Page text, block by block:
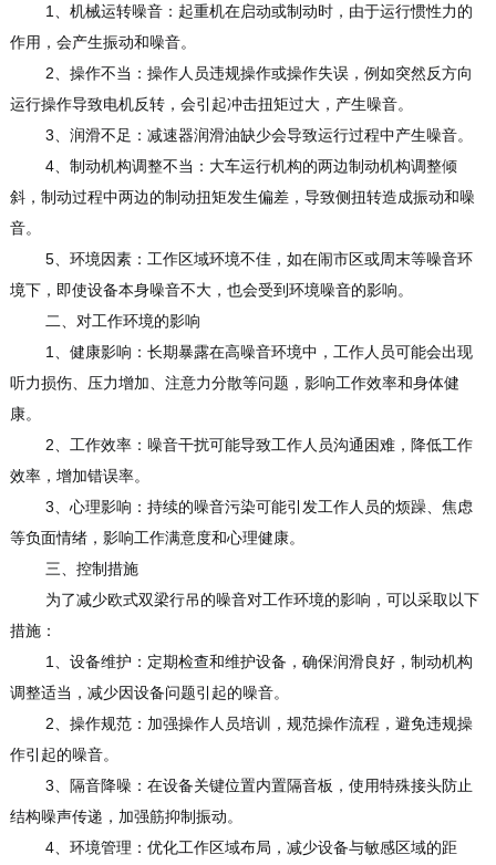
1、机械运转噪音：起重机在启动或制动时，由于运行惯性力的
作用，会产生振动和噪音。
2、操作不当：操作人员违规操作或操作失误，例如突然反方向
运行操作导致电机反转，会引起冲击扭矩过大，产生噪音。
3、润滑不足：减速器润滑油缺少会导致运行过程中产生噪音。
4、制动机构调整不当：大车运行机构的两边制动机构调整倾
斜，制动过程中两边的制动扭矩发生偏差，导致侧扭转造成振动和噪
音。
5、环境因素：工作区域环境不佳，如在闹市区或周末等噪音环
境下，即使设备本身噪音不大，也会受到环境噪音的影响。
二、对工作环境的影响
1、健康影响：长期暴露在高噪音环境中，工作人员可能会出现
听力损伤、压力增加、注意力分散等问题，影响工作效率和身体健
康。
2、工作效率：噪音干扰可能导致工作人员沟通困难，降低工作
效率，增加错误率。
3、心理影响：持续的噪音污染可能引发工作人员的烦躁、焦虑
等负面情绪，影响工作满意度和心理健康。
三、控制措施
为了减少欧式双梁行吊的噪音对工作环境的影响，可以采取以下
措施：
1、设备维护：定期检查和维护设备，确保润滑良好，制动机构
调整适当，减少因设备问题引起的噪音。
2、操作规范：加强操作人员培训，规范操作流程，避免违规操
作引起的噪音。
3、隔音降噪：在设备关键位置内置隔音板，使用特殊接头防止
结构噪声传递，加强筋抑制振动。
4、环境管理：优化工作区域布局，减少设备与敏感区域的距